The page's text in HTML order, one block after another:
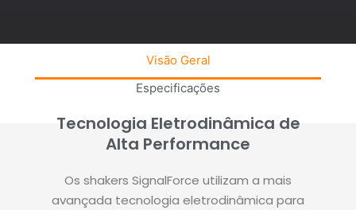
Visão Geral
Especificações
Tecnologia Eletrodinâmica de
Alta Performance
Os shakers SignalForce utilizam a mais
avançada tecnologia eletrodinâmica para